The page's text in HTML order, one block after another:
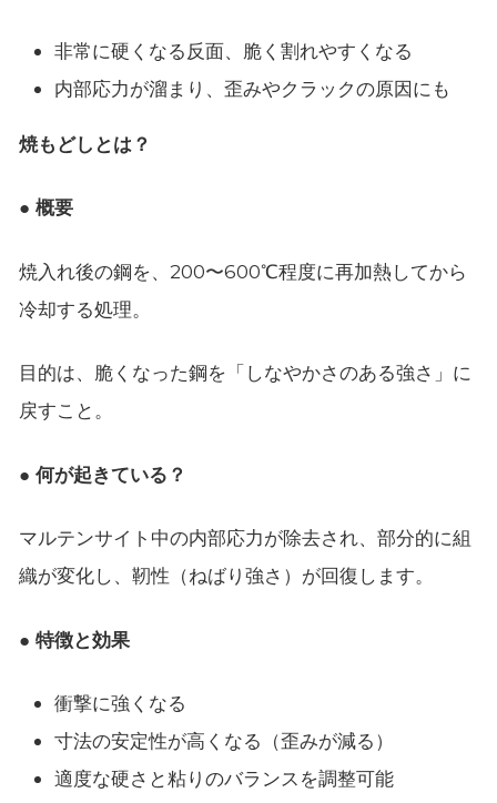
非常に硬くなる反面、脆く割れやすくなる
内部応力が溜まり、歪みやクラックの原因にも
焼もどしとは？
● 概要
焼入れ後の鋼を、200〜600℃程度に再加熱してから
冷却する処理。
目的は、脆くなった鋼を「しなやかさのある強さ」に
戻すこと。
● 何が起きている？
マルテンサイト中の内部応力が除去され、部分的に組
織が変化し、靭性（ねばり強さ）が回復します。
● 特徴と効果
衝撃に強くなる
寸法の安定性が高くなる（歪みが減る）
適度な硬さと粘りのバランスを調整可能